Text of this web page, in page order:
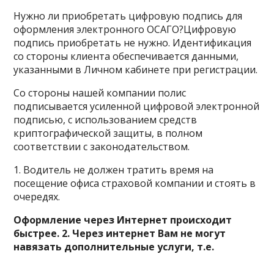
Нужно ли приобретать цифровую подпись для
оформления электронного ОСАГО?Цифровую
подпись приобретать не нужно. Идентификация
со стороны клиента обеспечивается данными,
указанными в Личном кабинете при регистрации.
Со стороны нашей компании полис
подписывается усиленной цифровой электронной
подписью, с использованием средств
криптографической защиты, в полном
соответствии с законодательством.
1. Водитель не должен тратить время на
посещение офиса страховой компании и стоять в
очередях.
Оформление через Интернет происходит
быстрее. 2. Через интернет Вам не могут
навязать дополнительные услуги, т.е.